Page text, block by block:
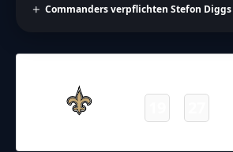
Commanders verpflichten Stefon